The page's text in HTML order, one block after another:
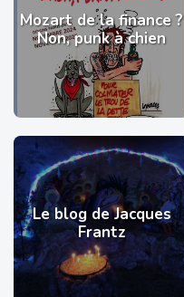
Mozart de la finance ?
Non, punk à chien
Le blog de Jacques
Frantz